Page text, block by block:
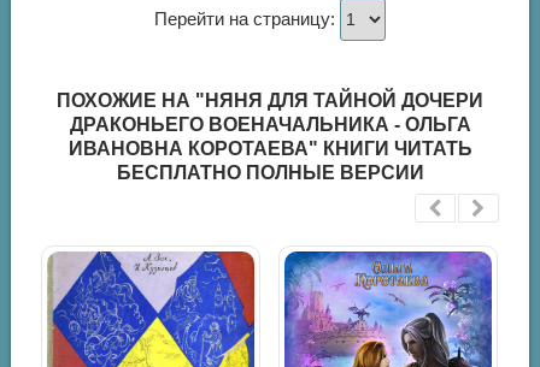
Перейти на страницу:
ПОХОЖИЕ НА "НЯНЯ ДЛЯ ТАЙНОЙ ДОЧЕРИ
ДРАКОНЬЕГО ВОЕНАЧАЛЬНИКА - ОЛЬГА
ИВАНОВНА КОРОТАЕВА" КНИГИ ЧИТАТЬ
БЕСПЛАТНО ПОЛНЫЕ ВЕРСИИ